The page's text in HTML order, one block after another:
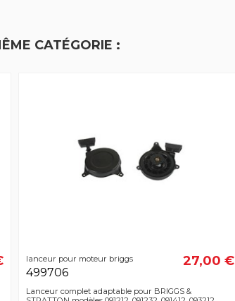
CATÉGORIE :
lanceur pour moteur briggs
499706
27,00 €
Lanceur complet adaptable pour BRIGGS &